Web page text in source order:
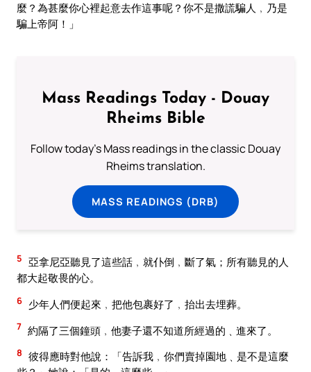
麼？為甚麼你心裡起意去作這事呢？你不是撒謊騙人﹐乃是
騙上帝阿！」
Mass Readings Today - Douay
Rheims Bible
Follow today's Mass readings in the classic Douay
Rheims translation.
MASS READINGS (DRB)
5 亞拿尼亞聽見了這些話﹐就仆倒﹐斷了氣；所有聽見的人
都大起敬畏的心。
6 少年人們便起來﹐把他包裹好了﹐抬出去埋葬。
7 約隔了三個鐘頭﹐他妻子還不知道所經過的﹑進來了。
8 彼得應時對他說：「告訴我﹐你們賣掉園地﹑是不是這麼